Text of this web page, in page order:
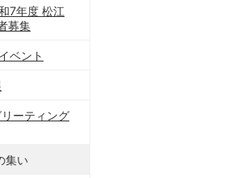
7年度 松江
募集
ベント
ーティング
集い